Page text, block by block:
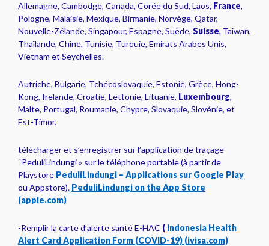
Allemagne, Cambodge, Canada, Corée du Sud, Laos, France,
Pologne, Malaisie, Mexique, Birmanie, Norvège, Qatar,
Nouvelle-Zélande, Singapour, Espagne, Suède, Suisse, Taiwan,
Thaïlande, Chine, Tunisie, Turquie, Emirats Arabes Unis,
Vietnam et Seychelles.
Autriche, Bulgarie, Tchécoslovaquie, Estonie, Grèce, Hong-
Kong, Irelande, Croatie, Lettonie, Lituanie, Luxembourg,
Malte, Portugal, Roumanie, Chypre, Slovaquie, Slovénie, et
Est-Timor.
télécharger et s’enregistrer sur l’application de traçage
“PeduliLindungi » sur le téléphone portable (à partir de
Playstore PeduliLindungi – Applications sur Google Play
ou Appstore). PeduliLindungi on the App Store
(apple.com)
-Remplir la carte d’alerte santé E-HAC ( Indonesia Health
Alert Card Application Form (COVID-19) (ivisa.com)